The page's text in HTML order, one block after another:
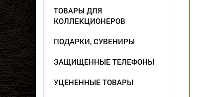
ТОВАРЫ ДЛЯ
КОЛЛЕКЦИОНЕРОВ
ПОДАРКИ, СУВЕНИРЫ
ЗАЩИЩЕННЫЕ ТЕЛЕФОНЫ
УЦЕНЕННЫЕ ТОВАРЫ